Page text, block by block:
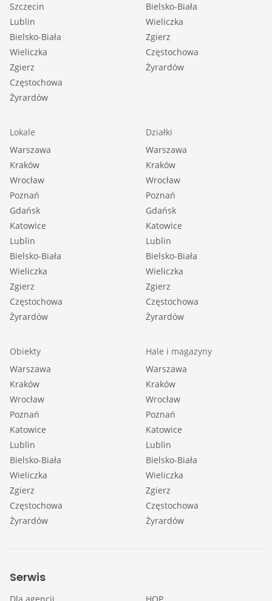
Szczecin
Lublin
Bielsko-Biała
Wieliczka
Zgierz
Częstochowa
Żyrardów
Bielsko-Biała
Wieliczka
Zgierz
Częstochowa
Żyrardów
Lokale
Warszawa
Kraków
Wrocław
Poznań
Gdańsk
Katowice
Lublin
Bielsko-Biała
Wieliczka
Zgierz
Częstochowa
Żyrardów
Działki
Warszawa
Kraków
Wrocław
Poznań
Gdańsk
Katowice
Lublin
Bielsko-Biała
Wieliczka
Zgierz
Częstochowa
Żyrardów
Obiekty
Warszawa
Kraków
Wrocław
Poznań
Katowice
Lublin
Bielsko-Biała
Wieliczka
Zgierz
Częstochowa
Żyrardów
Hale i magazyny
Warszawa
Kraków
Wrocław
Poznań
Katowice
Lublin
Bielsko-Biała
Wieliczka
Zgierz
Częstochowa
Żyrardów
Serwis